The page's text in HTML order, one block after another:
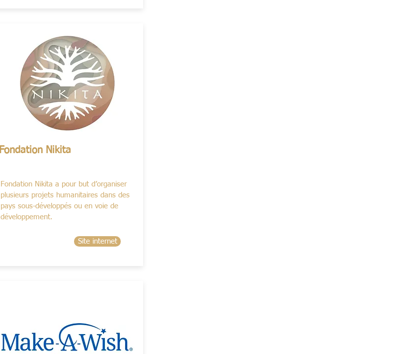
Fondation Nikita
Fondation Nikita a pour but d’organiser
plusieurs projets humanitaires dans des
pays sous-développés ou en voie de
développement.
Site internet